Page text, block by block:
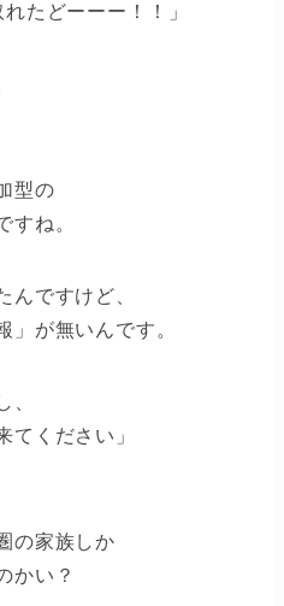
たどーーー！！」
型の
すね。
んですけど、
」が無いんです。
、
てください」
の家族しか
かい？